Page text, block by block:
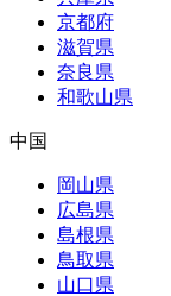
京都府
滋賀県
奈良県
和歌山県
中国
岡山県
広島県
島根県
鳥取県
山口県